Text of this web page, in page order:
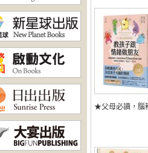
★父母必讀，腦